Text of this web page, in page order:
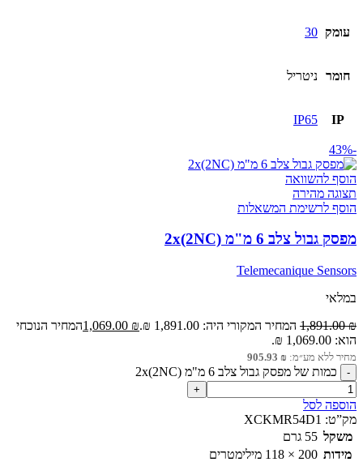
עומק 30
חומר ניטריל
IP
IP65
-43%
הוסף להשוואה
תצוגה מהירה
הוסף לרשימת המשאלות
מפסק גבול צלב 6 מ"מ 2x(2NC)
Telemecanique Sensors
במלאי
1,891.00₪ המחיר המקורי היה: 1,891.00 ₪. 1,069.00 ₪
המחיר הנוכחי
הוא: 1,069.00 ₪.
מחיר ללא מע״מ: 905.93 ₪
כמות של מפסק גבול צלב 6 מ"מ 2x(2NC)
הוספה לסל
מק”ט: XCKMR54D1
משקל 55 גרם
מידות 200 × 118 מילימטרים